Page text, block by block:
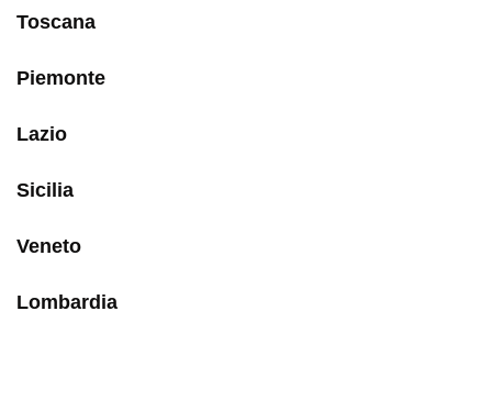
Toscana
Piemonte
Lazio
Sicilia
Veneto
Lombardia